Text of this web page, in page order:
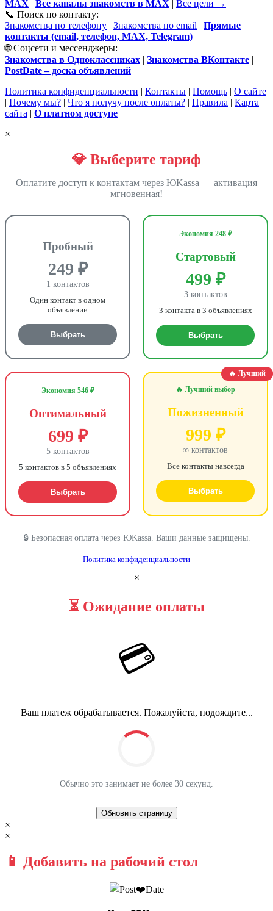
MAX Все каналы знакомств в MAX
Все цели →
📞 Поиск по контакту:
Знакомства по телефону | Знакомства по email | Прямые
контакты (email, телефон, MAX, Telegram)
🌐 Соцсети и мессенджеры:
Знакомства в Одноклассниках | Знакомства ВКонтакте |
PostDate – доска объявлений
Политика конфиденциальности | Контакты | Помощь | О сайте
| Почему мы? | Что я получу после оплаты? | Правила | Карта
сайта | О платном доступе
×
💎 Выберите тариф
Оплатите доступ к контактам через ЮKassa — активация
мгновенная!
Пробный
249 ₽
1 контактов
Один контакт в одном
объявлении
Выбрать
Экономия 248 ₽
Стартовый
499 ₽
3 контактов
3 контакта в 3 объявлениях
Выбрать
Экономия 546 ₽
Оптимальный
699 ₽
5 контактов
5 контактов в 5 объявлениях
Выбрать
🔥 Лучший
🔥 Лучший выбор
Пожизненный
999 ₽
∞ контактов
Все контакты навсегда
Выбрать
🔒 Безопасная оплата через ЮKassa. Ваши данные защищены.
Политика конфиденциальности
×
⏳ Ожидание оплаты
💳
Ваш платеж обрабатывается. Пожалуйста, подождите...
Обычно это занимает не более 30 секунд.
Обновить страницу
×
×
📱 Добавить на рабочий стол